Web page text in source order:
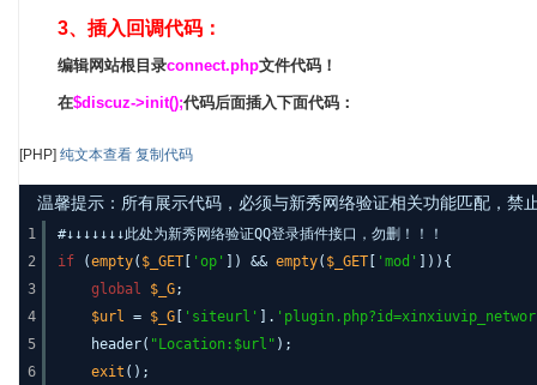
3、插入回调代码：
编辑网站根目录connect.php文件代码！
在$discuz->init();代码后面插入下面代码：
[PHP] 纯文本查看 复制代码
温馨提示：所有展示代码，必须与新秀网络验证相关功能匹配，
1
2
3
4
5
6
#↓↓↓↓↓↓↓此处为新秀网络验证QQ登录插件接口，勿删！！！
if
(empty( $_GET 'op' ]) && empty( $_GET 'mod'
])){
global
$_G;
$url = $_G 'siteurl' ].
header( "Location:$url" );
exit ();